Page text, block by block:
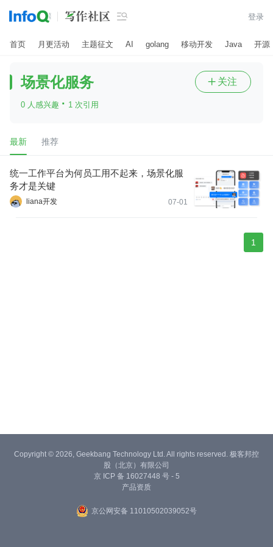
 登录
首页 月更活动 主题征文 AI golang 移动开发 Java 开源
场景化服务
0 人感兴趣 · 1 次引用
 关注
最新 推荐
统一工作平台为何员工用不起来，场景化服
务才是关键
liana开发 07-01
1
Copyright © 2026, Geekbang Technology Ltd. All rights reserved. 极客邦控
股（北京）有限公司
京 ICP 备 16027448 号 - 5
产品资质
京公网安备 11010502039052号